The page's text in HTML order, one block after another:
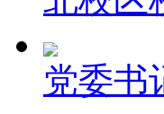
党委书